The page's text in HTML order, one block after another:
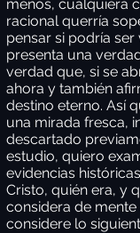
menos, cualquiera
racional querría
pensar si podría ser
presenta una
verdad que, si se
ahora y también
destino eterno. Así
una mirada fresca,
descartado
estudio, quiero
evidencias
Cristo, quién era, y
considera de
considere lo